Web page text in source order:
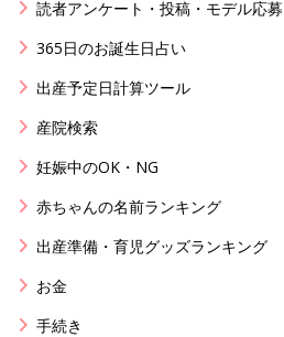
読者アンケート・投稿・モデル応募
365日のお誕生日占い
出産予定日計算ツール
産院検索
妊娠中のOK・NG
赤ちゃんの名前ランキング
出産準備・育児グッズランキング
お金
手続き